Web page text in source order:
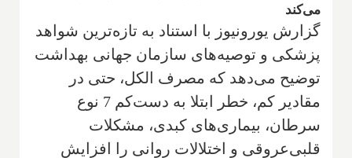
می‌کند
گزارش یورونیوز با استناد به تازه‌ترین شواهد
پزشکی و توصیه‌های سازمان جهانی بهداشت
توضیح می‌دهد که مصرف الکل، حتی در
مقادیر کم، خطر ابتلا به دست‌کم 7 نوع
سرطان، بیماری‌های کبدی، مشکلات
قلبی‌عروقی و اختلالات روانی را افزایش